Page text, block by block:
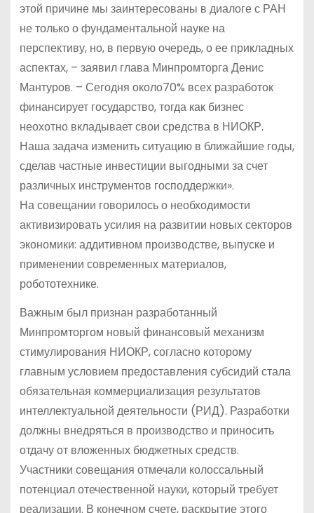
этой причине мы заинтересованы в диалоге с РАН
не только о фундаментальной науке на
перспективу, но, в первую очередь, о ее прикладных
аспектах, – заявил глава Минпромторга Денис
Мантуров. – Сегодня около70% всех разработок
финансирует государство, тогда как бизнес
неохотно вкладывает свои средства в НИОКР.
Наша задача изменить ситуацию в ближайшие годы,
сделав частные инвестиции выгодными за счет
различных инструментов господдержки».
На совещании говорилось о необходимости
активизировать усилия на развитии новых секторов
экономики: аддитивном производстве, выпуске и
применении современных материалов,
робототехнике.
Важным был признан разработанный
Минпромторгом новый финансовый механизм
стимулирования НИОКР, согласно которому
главным условием предоставления субсидий стала
обязательная коммерциализация результатов
интеллектуальной деятельности (РИД). Разработки
должны внедряться в производство и приносить
отдачу от вложенных бюджетных средств.
Участники совещания отмечали колоссальный
потенциал отечественной науки, который требует
реализации. В конечном счете, раскрытие этого